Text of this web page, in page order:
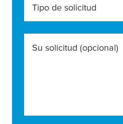
Tipo de solicitud
Su solicitud (opcional)